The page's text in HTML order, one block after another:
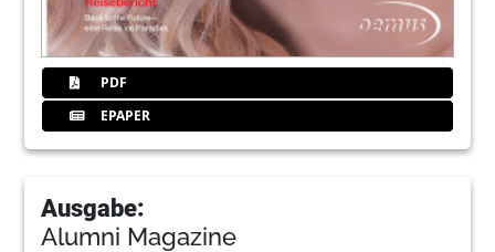
PDF
EPAPER
Ausgabe:
Alumni Magazine